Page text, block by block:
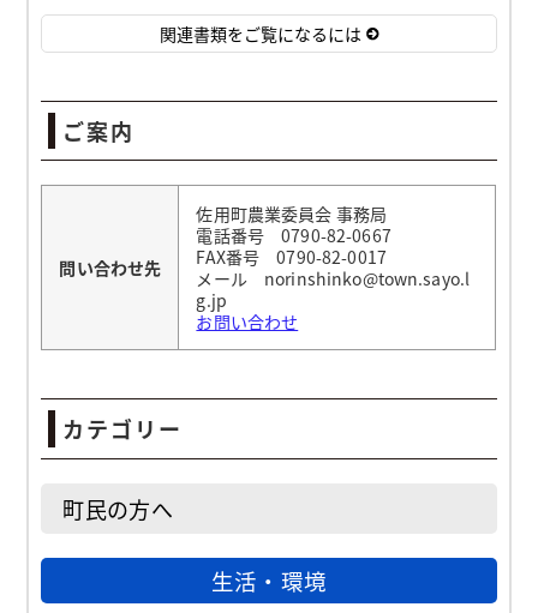
関連書類をご覧になるには
ご案内
問い合わせ先
佐用町農業委員会 事務局
電話番号 0790-82-0667
FAX番号 0790-82-0017
メール norinshinko@town.sayo.l
g.jp
お問い合わせ
カテゴリー
町民の方へ
生活・環境